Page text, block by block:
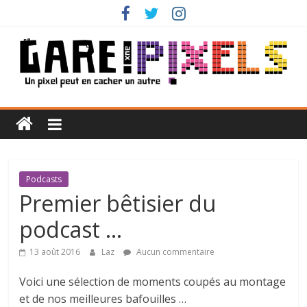
contenu
Gare
aux
Pixels
Un
pixel
peut
cacher
un
Podcasts
Premier bêtisier du
podcast …
13 août 2016 Laz Aucun commentaire
Voici une sélection de moments coupés au montage
et de nos meilleures bafouilles …